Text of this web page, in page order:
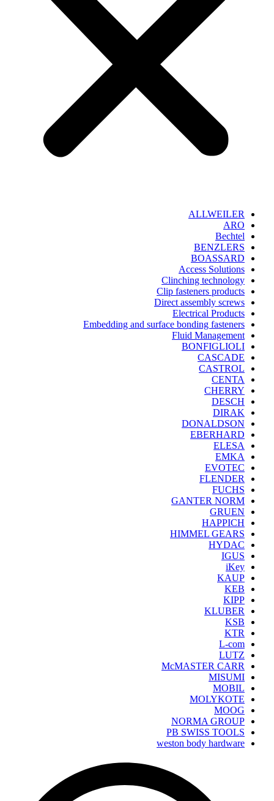
ALLWEILER
ARO
Bechtel
BENZLERS
BOASSARD
Access Solutions
Clinching technology
Clip fasteners products
Direct assembly screws
Electrical Products
Embedding and surface bonding fasteners
Fluid Management
BONFIGLIOLI
CASCADE
CASTROL
CENTA
CHERRY
DESCH
DIRAK
DONALDSON
EBERHARD
ELESA
EMKA
EVOTEC
FLENDER
FUCHS
GANTER NORM
GRUEN
HAPPICH
HIMMEL GEARS
HYDAC
IGUS
iKey
KAUP
KEB
KIPP
KLUBER
KSB
KTR
L-com
LUTZ
McMASTER CARR
MISUMI
MOBIL
MOLYKOTE
MOOG
NORMA GROUP
PB SWISS TOOLS
weston body hardware